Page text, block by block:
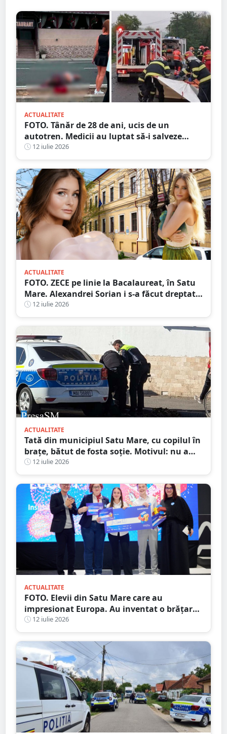
ACTUALITATE
FOTO. Tânăr de 28 de ani, ucis de un
autotren. Medicii au luptat să-i salveze
viața, dar fără succes, în județul vecin
12 iulie 2026
ACTUALITATE
FOTO. ZECE pe linie la Bacalaureat, în Satu
Mare. Alexandrei Sorian i s-a făcut dreptate
după contestații
12 iulie 2026
ACTUALITATE
Tată din municipiul Satu Mare, cu copilul în
brațe, bătut de fosta soție. Motivul: nu a
vrut să meargă în excursie
12 iulie 2026
ACTUALITATE
FOTO. Elevii din Satu Mare care au
impresionat Europa. Au inventat o brățară
inteligentă pentru colegii nevăzători
12 iulie 2026